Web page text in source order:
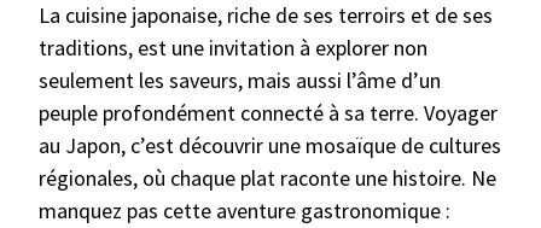
La cuisine japonaise, riche de ses terroirs et de ses
traditions, est une invitation à explorer non
seulement les saveurs, mais aussi l’âme d’un
peuple profondément connecté à sa terre. Voyager
au Japon, c’est découvrir une mosaïque de cultures
régionales, où chaque plat raconte une histoire. Ne
manquez pas cette aventure gastronomique :